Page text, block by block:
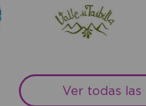
Ver todas las